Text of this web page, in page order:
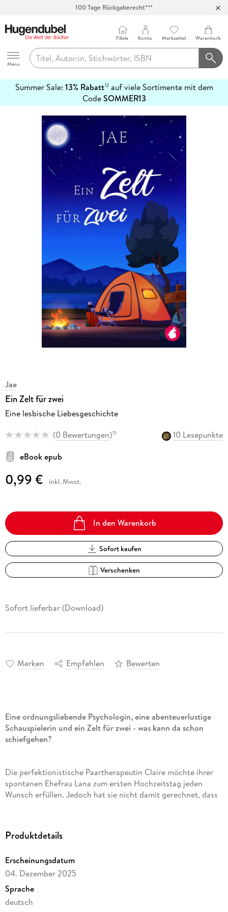
100 Tage Rückgaberecht***
Hugendubel
Menu
Filiale Konto Merkzettel Warenkorb
Summer Sale: 13% Rabatt12auf viele Sortimente mit dem
CodeSOMMER13
erfahren
Jae
Ein Zelt für zwei
Eine lesbische Liebesgeschichte
(0 Bewertungen)15
10 Lesepunkte
eBook epub
0,99 € inkl. Mwst.
In den Warenkorb
Sofort kaufen
Verschenken
Sofort lieferbar (Download)
Merken Empfehlen Bewerten
Eine ordnungsliebende Psychologin, eine abenteuerlustige
Schauspielerin und ein Zelt für zwei - was kann da schon
schiefgehen?
Die perfektionistische Paartherapeutin Claire möchte ihrer
spontanen Ehefrau Lana zum ersten Hochzeitstag jeden
Wunsch erfüllen. Jedoch hat sie nicht damit gerechnet, dass
Claires Vorstellung von Abenteuerurlaub ist ein Hotel ohne
gehen. Eine Nacht im Wald wird sie schon nicht umbringen . .
. oder doch?
"Ein Zelt für zwei" ist eine lustige, herzerwärmende
Produktdetails
Erscheinungsdatum
04. Dezember 2025
Sprache
deutsch